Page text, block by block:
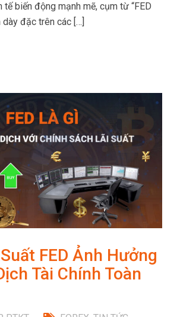
tế biến động mạnh mẽ, cụm từ “FED
dày đặc trên các […]
FED Ảnh Hưởng
Tài Chính Toàn